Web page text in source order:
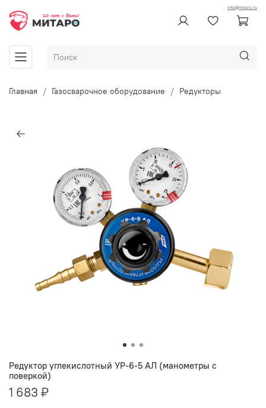
info@mitaro.ru
Главная Газосварочное оборудование Редукторы
Редуктор углекислотный УР-6-5 АЛ (манометры с
поверкой)
1 683 ₽